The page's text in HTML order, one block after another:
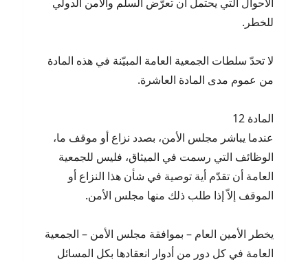
للخطر.
لا تحدّ سلطات الجمعية العامة المبيّنة في هذه المادة
من عموم مدى المادة العاشرة.
المادة 12
عندما يباشر مجلس الأمن، بصدد نزاع أو موقف ما،
الوظائف التي رسمت في الميثاق، فليس للجمعية
العامة أن تقدّم أية توصية في شأن هذا النزاع أو
الموقف إلاّ إذا طلب ذلك منها مجلس الأمن.
يخطر الأمين العام – بموافقة مجلس الأمن – الجمعية
العامة في كل دور من أدوار انعقادها بكل المسائل